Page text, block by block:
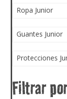
Ropa Junior
Guantes Junior
Protecciones